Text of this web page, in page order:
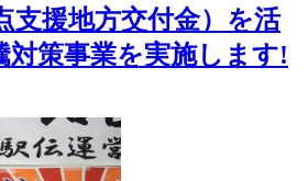
支援地方交付金）を活
対策事業を実施します!